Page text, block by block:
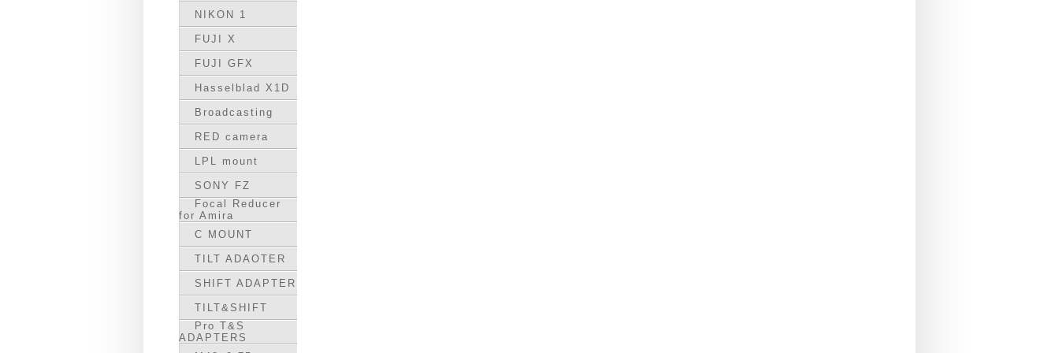
NIKON 1
FUJI X
FUJI GFX
Hasselblad X1D
Broadcasting
RED camera
LPL mount
SONY FZ
Focal Reducer
for Amira
C MOUNT
TILT ADAOTER
SHIFT ADAPTER
TILT&SHIFT
Pro T&S
ADAPTERS